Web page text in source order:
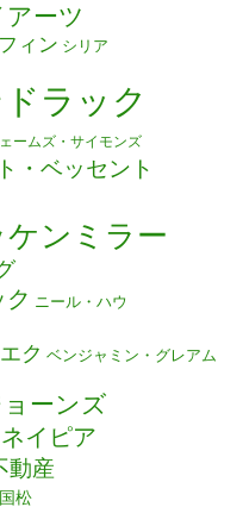
ーツ
ィン シリア
ラック
ームズ・サイモンズ
・ベッセント
ンミラー
ニール・ハウ
ク ベンジャミン・グレアム
ーンズ
イピア
動産
松